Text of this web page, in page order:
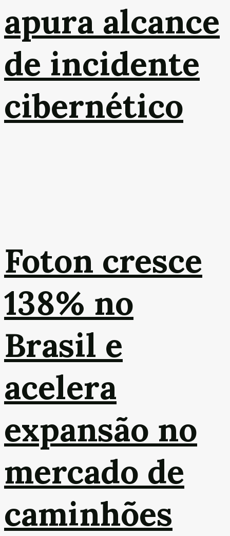
apura alcance
de incidente
cibernético
Foton cresce
138% no
Brasil e
acelera
expansão no
mercado de
caminhões